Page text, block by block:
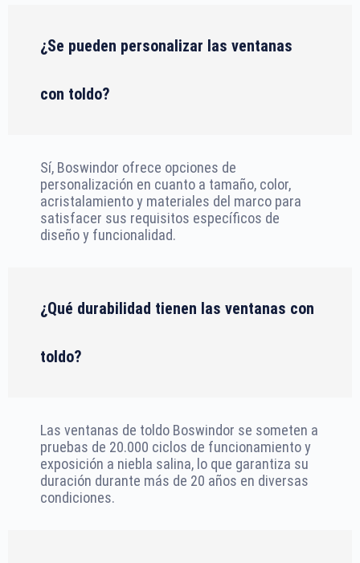
¿Se pueden personalizar las ventanas
con toldo?
Sí, Boswindor ofrece opciones de
personalización en cuanto a tamaño, color,
acristalamiento y materiales del marco para
satisfacer sus requisitos específicos de
diseño y funcionalidad.
¿Qué durabilidad tienen las ventanas con
toldo?
Las ventanas de toldo Boswindor se someten a
pruebas de 20.000 ciclos de funcionamiento y
exposición a niebla salina, lo que garantiza su
duración durante más de 20 años en diversas
condiciones.